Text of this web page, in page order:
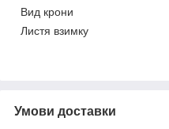
Вид крони
Листя взимку
Умови доставки